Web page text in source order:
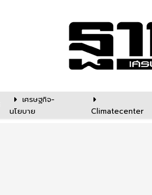
เศรษฐกิจ-
นโยบาย
Climatecenter